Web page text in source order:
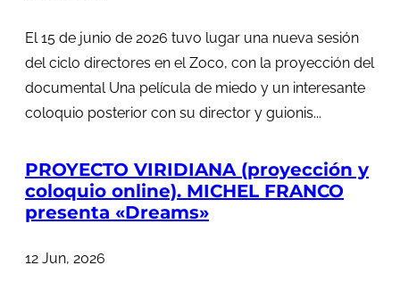
El 15 de junio de 2026 tuvo lugar una nueva sesión
del ciclo directores en el Zoco, con la proyección del
documental Una película de miedo y un interesante
coloquio posterior con su director y guionis...
PROYECTO VIRIDIANA (proyección y
coloquio online). MICHEL FRANCO
presenta «Dreams»
12 Jun, 2026